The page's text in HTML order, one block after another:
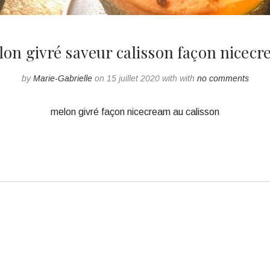
givré saveur calisson façon
byMarie-Gabrielleon 15 juillet 2020 with with no comments
melon givré façon nicecream au calisson